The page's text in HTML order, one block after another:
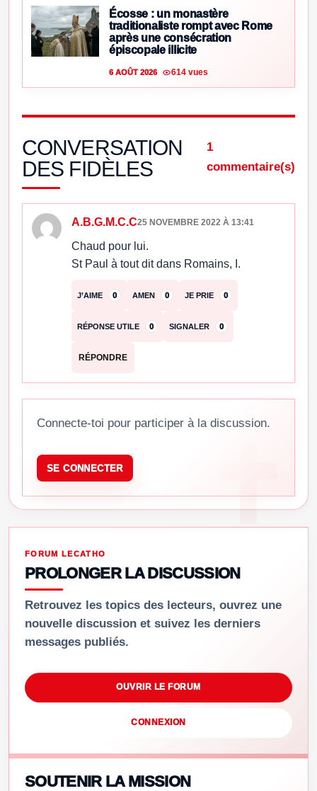
Écosse : un monastère
traditionaliste rompt avec Rome
après une consécration
épiscopale illicite
6 AOÛT 2026 614 vues
CONVERSATION
DES FIDÈLES
1
commentaire(s)
A.B.G.M.C.C25 NOVEMBRE 2022 À 13:41
Chaud pour lui.
St Paul à tout dit dans Romains, I.
J’AIME 0 AMEN 0 JE PRIE 0
RÉPONSE UTILE 0 SIGNALER 0
RÉPONDRE
Connecte-toi pour participer à la discussion.
SE CONNECTER
FORUM LECATHO
PROLONGER LA DISCUSSION
Retrouvez les topics des lecteurs, ouvrez une
nouvelle discussion et suivez les derniers
messages publiés.
OUVRIR LE FORUM
CONNEXION
SOUTENIR LA MISSION